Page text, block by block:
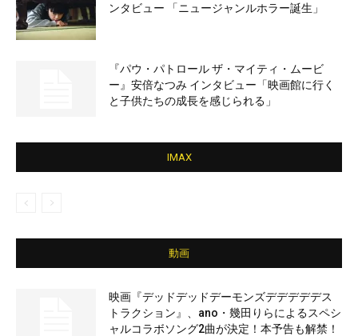
ンタビュー 「ニュージャンルホラー誕生」
『パウ・パトロール ザ・マイティ・ムービ
ー』安倍なつみ インタビュー「映画館に行く
と子供たちの成長を感じられる」
IMAX
動画
映画『デッドデッドデーモンズデデデデデス
トラクション』、ano・幾田りらによるスペシ
ャルコラボソング2曲が決定！本予告も解禁！